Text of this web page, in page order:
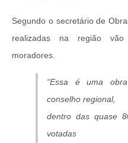
Segundo o secretário de
realizadas na região
moradores.
“Essa é uma
conselho regional,
dentro das quase
votadas